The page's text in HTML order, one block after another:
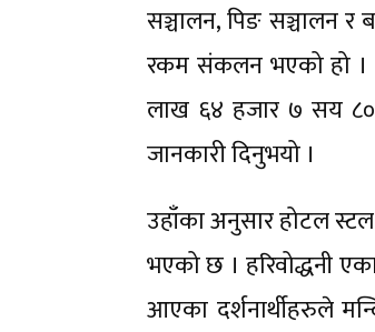
सञ्चालन, पिङ सञ्चालन
रकम संकलन भएको हो ।
लाख ६४ हजार ७ सय
जानकारी दिनुभयो ।
उहाँका अनुसार होटल
भएको छ । हरिवोद्धनी
आएका दर्शनार्थीहरुले